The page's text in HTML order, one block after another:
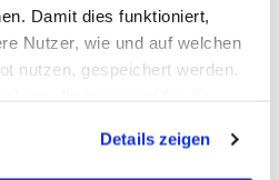
Damit dies funktioniert,
Nutzer, wie und auf welchen
nutzen, gespeichert werden.
der Webseite auf jeden
für Analyse- oder
Details zeigen
hinten
zugleich